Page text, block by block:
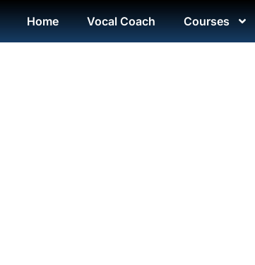
Home Vocal Coach Courses